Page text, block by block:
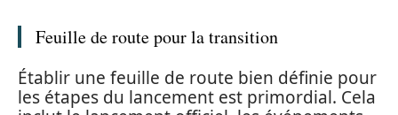
Feuille de route pour la transition
Établir une feuille de route bien définie pour
les étapes du lancement est primordial. Cela